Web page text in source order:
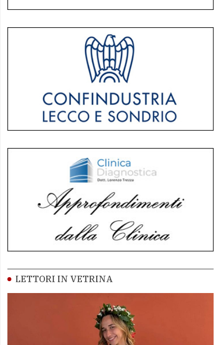
LETTORI IN VETRINA